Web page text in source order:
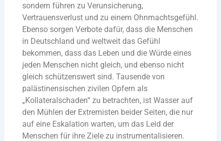
sondern führen zu Verunsicherung,
Vertrauensverlust und zu einem Ohnmachtsgefühl.
Ebenso sorgen Verbote dafür, dass die Menschen
in Deutschland und weltweit das Gefühl
bekommen, dass das Leben und die Würde eines
jeden Menschen nicht gleich, und ebenso nicht
gleich schützenswert sind. Tausende von
palästinensischen zivilen Opfern als
„Kollateralschaden“ zu betrachten, ist Wasser auf
den Mühlen der Extremisten beider Seiten, die nur
auf eine Eskalation warten, um das Leid der
Menschen für ihre Ziele zu instrumentalisieren.